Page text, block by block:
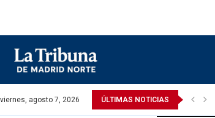
viernes, agosto 7, 2026 ÚLTIMAS NOTICIAS